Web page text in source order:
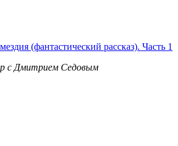
(фантастический рассказ). Часть 1
с Дмитрием Седовым